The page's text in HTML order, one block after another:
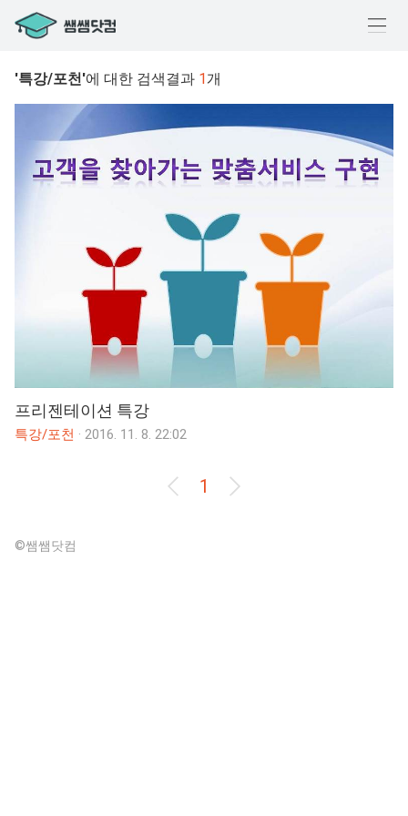
기
'특강/포천'에 대한 검색결과 1개
프리젠테이션 특강
특강/포천 · 2016. 11. 8. 22:02
1
©쌤쌤닷컴